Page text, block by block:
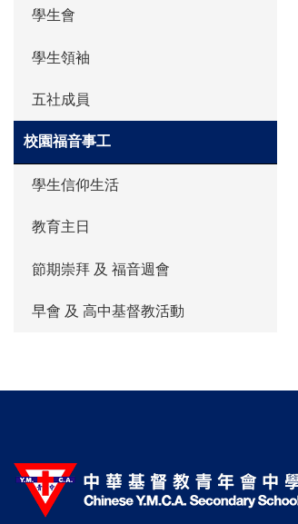
學生會
學生領袖
五社成員
校園福音事工
學生信仰生活
教育主日
節期崇拜 及 福音週會
早會 及 高中基督教活動